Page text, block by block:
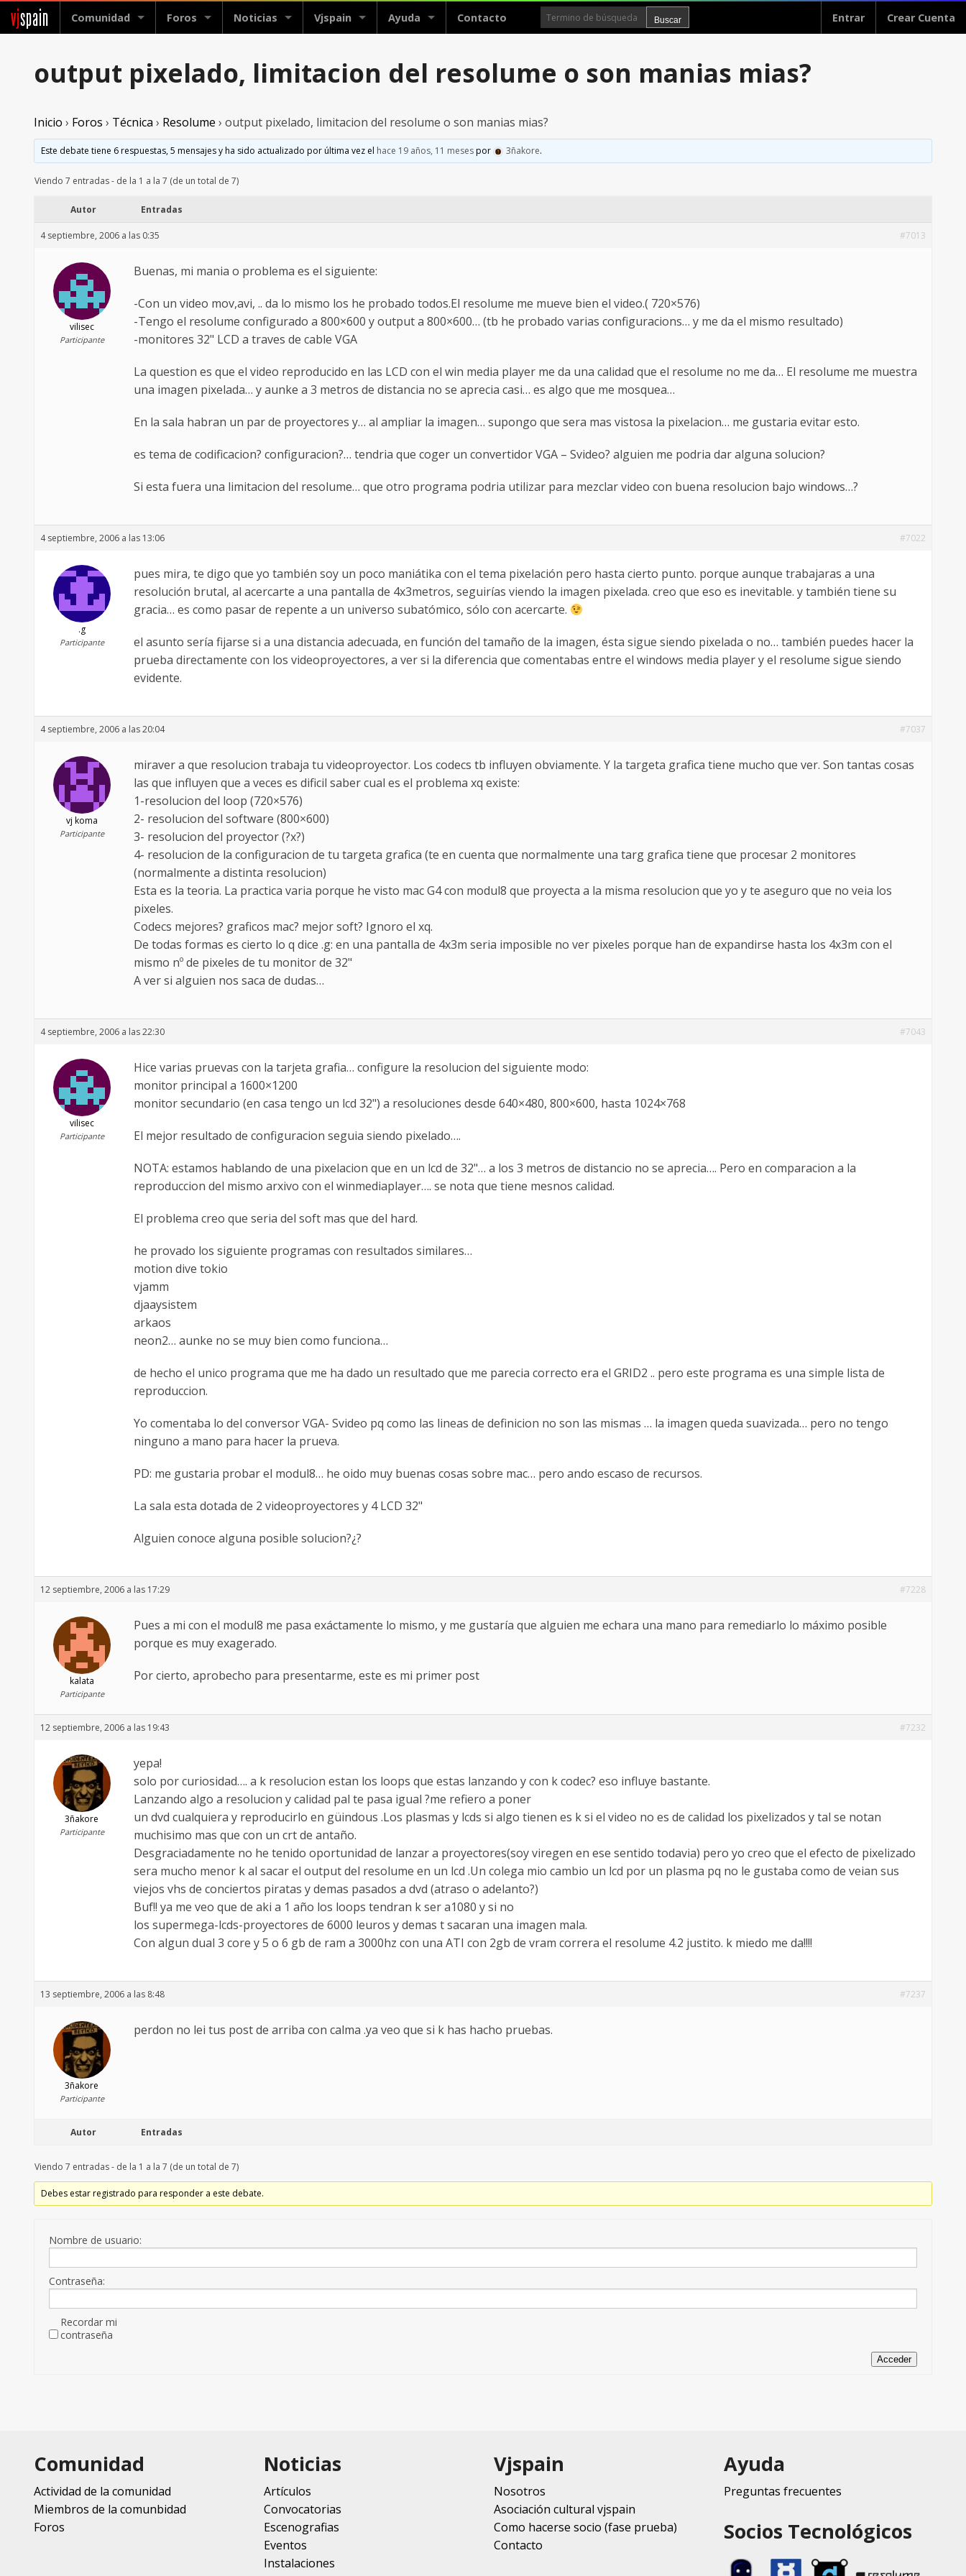
vjspain Comunidad Foros Noticias Vjspain Ayuda Contacto Entrar Crear Cuenta
output pixelado, limitacion del resolume o son manias mias?
Inicio › Foros › Técnica › Resolume › output pixelado, limitacion del resolume o son manias mias?
Este debate tiene 6 respuestas, 5 mensajes y ha sido actualizado por última vez el hace 19 años, 11 mesespor 3ñakore.
Viendo 7 entradas - de la 1 a la 7 (de un total de 7)
Autor Entradas
4 septiembre, 2006 a las 0:35 #7013
vilisec
Participante
Buenas, mi mania o problema es el siguiente:
-Con un video mov,avi, .. da lo mismo los he probado todos.El resolume me mueve bien el video.( 720×576)
-Tengo el resolume configurado a 800×600 y output a 800×600… (tb he probado varias configuracions… y me da el mismo resultado)
-monitores 32" LCD a traves de cable VGA
La question es que el video reproducido en las LCD con el win media player me da una calidad que el resolume no me da… El resolume me muestra
una imagen pixelada… y aunke a 3 metros de distancia no se aprecia casi… es algo que me mosquea…
En la sala habran un par de proyectores y… al ampliar la imagen… supongo que sera mas vistosa la pixelacion… me gustaria evitar esto.
es tema de codificacion? configuracion?… tendria que coger un convertidor VGA – Svideo? alguien me podria dar alguna solucion?
Si esta fuera una limitacion del resolume… que otro programa podria utilizar para mezclar video con buena resolucion bajo windows…?
4 septiembre, 2006 a las 13:06 #7022
.g
Participante
pues mira, te digo que yo también soy un poco maniátika con el tema pixelación pero hasta cierto punto. porque aunque trabajaras a una
resolución brutal, al acercarte a una pantalla de 4x3metros, seguirías viendo la imagen pixelada. creo que eso es inevitable. y también tiene su
gracia… es como pasar de repente a un universo subatómico, sólo con acercarte.
el asunto sería fijarse si a una distancia adecuada, en función del tamaño de la imagen, ésta sigue siendo pixelada o no… también puedes hacer la
prueba directamente con los videoproyectores, a ver si la diferencia que comentabas entre el windows media player y el resolume sigue siendo
evidente.
4 septiembre, 2006 a las 20:04 #7037
vj koma
Participante
miraver a que resolucion trabaja tu videoproyector. Los codecs tb influyen obviamente. Y la targeta grafica tiene mucho que ver. Son tantas cosas
las que influyen que a veces es dificil saber cual es el problema xq existe:
1-resolucion del loop (720×576)
2- resolucion del software (800×600)
3- resolucion del proyector (?x?)
4- resolucion de la configuracion de tu targeta grafica (te en cuenta que normalmente una targ grafica tiene que procesar 2 monitores
(normalmente a distinta resolucion)
Esta es la teoria. La practica varia porque he visto mac G4 con modul8 que proyecta a la misma resolucion que yo y te aseguro que no veia los
pixeles.
Codecs mejores? graficos mac? mejor soft? Ignoro el xq.
De todas formas es cierto lo q dice .g: en una pantalla de 4x3m seria imposible no ver pixeles porque han de expandirse hasta los 4x3m con el
mismo nº de pixeles de tu monitor de 32"
A ver si alguien nos saca de dudas…
4 septiembre, 2006 a las 22:30 #7043
vilisec
Participante
Hice varias pruevas con la tarjeta grafia… configure la resolucion del siguiente modo:
monitor principal a 1600×1200
monitor secundario (en casa tengo un lcd 32") a resoluciones desde 640×480, 800×600, hasta 1024×768
El mejor resultado de configuracion seguia siendo pixelado….
NOTA: estamos hablando de una pixelacion que en un lcd de 32"… a los 3 metros de distancio no se aprecia…. Pero en comparacion a la
reproduccion del mismo arxivo con el winmediaplayer…. se nota que tiene mesnos calidad.
El problema creo que seria del soft mas que del hard.
he provado los siguiente programas con resultados similares…
motion dive tokio
vjamm
djaaysistem
arkaos
neon2… aunke no se muy bien como funciona…
de hecho el unico programa que me ha dado un resultado que me parecia correcto era el GRID2 .. pero este programa es una simple lista de
reproduccion.
Yo comentaba lo del conversor VGA- Svideo pq como las lineas de definicion no son las mismas … la imagen queda suavizada… pero no tengo
ninguno a mano para hacer la prueva.
PD: me gustaria probar el modul8… he oido muy buenas cosas sobre mac… pero ando escaso de recursos.
La sala esta dotada de 2 videoproyectores y 4 LCD 32"
Alguien conoce alguna posible solucion?¿?
12 septiembre, 2006 a las 17:29 #7228
kalata
Participante
Pues a mi con el modul8 me pasa exáctamente lo mismo, y me gustaría que alguien me echara una mano para remediarlo lo máximo posible
porque es muy exagerado.
Por cierto, aprobecho para presentarme, este es mi primer post
12 septiembre, 2006 a las 19:43 #7232
3ñakore
Participante
yepa!
solo por curiosidad…. a k resolucion estan los loops que estas lanzando y con k codec? eso influye bastante.
Lanzando algo a resolucion y calidad pal te pasa igual ?me refiero a poner
un dvd cualquiera y reproducirlo en güindous .Los plasmas y lcds si algo tienen es k si el video no es de calidad los pixelizados y tal se notan
muchisimo mas que con un crt de antaño.
Desgraciadamente no he tenido oportunidad de lanzar a proyectores(soy viregen en ese sentido todavia) pero yo creo que el efecto de pixelizado
sera mucho menor k al sacar el output del resolume en un lcd .Un colega mio cambio un lcd por un plasma pq no le gustaba como de veian sus
viejos vhs de conciertos piratas y demas pasados a dvd (atraso o adelanto?)
Buf!! ya me veo que de aki a 1 año los loops tendran k ser a1080 y si no
los supermega-lcds-proyectores de 6000 leuros y demas t sacaran una imagen mala.
Con algun dual 3 core y 5 o 6 gb de ram a 3000hz con una ATI con 2gb de vram correra el resolume 4.2 justito. k miedo me da!!!!
13 septiembre, 2006 a las 8:48 #7237
3ñakore
Participante
perdon no lei tus post de arriba con calma .ya veo que si k has hacho pruebas.
Autor Entradas
Viendo 7 entradas - de la 1 a la 7 (de un total de 7)
Debes estar registrado para responder a este debate.
Nombre de usuario:
Contraseña:
Recordar mi
contraseña
Acceder
Comunidad
Actividad de la comunidad
Miembros de la comunbidad
Foros
Noticias
Artículos
Convocatorias
Escenografias
Eventos
Instalaciones
Vjspain
Nosotros
Asociación cultural vjspain
Como hacerse socio (fase prueba)
Contacto
Ayuda
Preguntas frecuentes
Socios Tecnológicos